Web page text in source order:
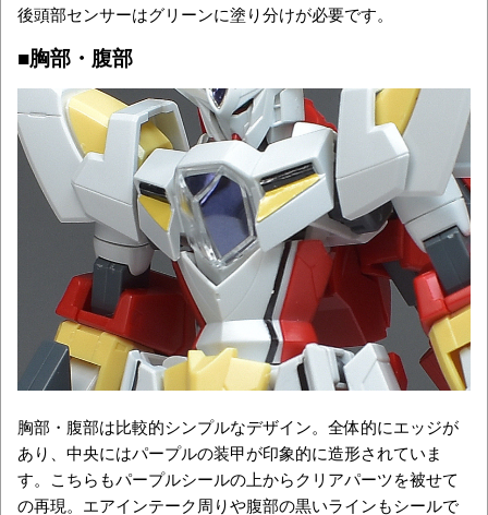
後頭部センサーはグリーンに塗り分けが必要です。
■胸部・腹部
胸部・腹部は比較的シンプルなデザイン。全体的にエッジが
あり、中央にはパープルの装甲が印象的に造形されていま
す。こちらもパープルシールの上からクリアパーツを被せて
の再現。エアインテーク周りや腹部の黒いラインもシールで